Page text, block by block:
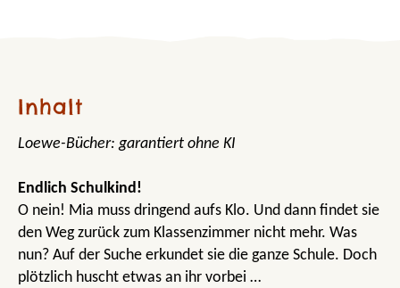
Inhalt
Loewe-Bücher: garantiert ohne KI
Endlich Schulkind!
O nein! Mia muss dringend aufs Klo. Und dann findet sie
den Weg zurück zum Klassenzimmer nicht mehr. Was
nun? Auf der Suche erkundet sie die ganze Schule. Doch
plötzlich huscht etwas an ihr vorbei …